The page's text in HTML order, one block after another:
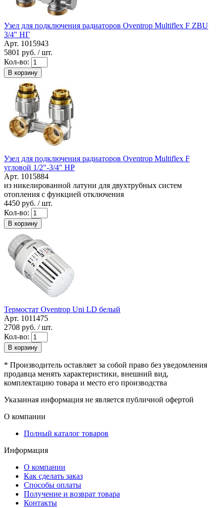
Узел для подключения радиаторов Oventrop Multiflex F ZBU
3/4" HГ
Арт. 1015943
5801 руб. / шт.
Кол-во:
В корзину
Узел для подключения радиаторов Oventrop Multiflex F
угловой 1/2"-3/4" HP
Арт. 1015884
из никелированной латуни для двухтрубных систем
отопления с функцией отключения
4450 руб. / шт.
Кол-во:
В корзину
Термостат Oventrop Uni LD белый
Арт. 1011475
2708 руб. / шт.
Кол-во:
В корзину
* Производитель оставляет за собой право без уведомления
продавца менять характеристики, внешний вид,
комплектацию товара и место его производства
Указанная информация не является публичной офертой
О компании
Полный каталог товаров
Информация
О компании
Как сделать заказ
Способы оплаты
Получение и возврат товара
Контакты